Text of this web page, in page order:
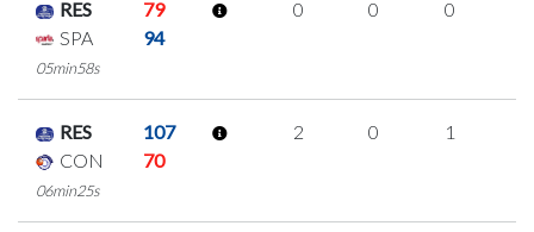
RES
79
SPA
94
05min58s
0 0 0
RES
107
CON
70
06min25s
2 0 1